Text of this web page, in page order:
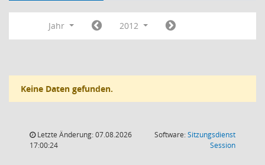
Jahr 2012
Keine Daten gefunden.
Letzte Änderung: 07.08.2026
17:00:24
Software:Sitzungsdienst
Session(Wird in